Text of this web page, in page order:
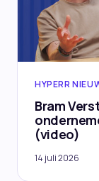
HYPERR
Bram
(video)
14 juli 2026